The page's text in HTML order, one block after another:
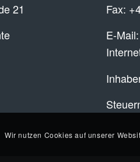
21
Fax:
E-Mail:
Wir nutzen Cookies auf unserer